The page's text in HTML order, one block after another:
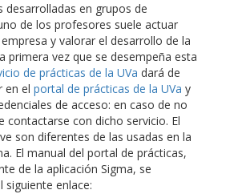
desarrolladas en grupos de
de los profesores suele actuar
y valorar el desarrollo de la
primera vez que se desempeña esta
de prácticas de la UVa dará de
en el portal de prácticas de la UVa y
de acceso: en caso de no
contactarse con dicho servicio. El
son diferentes de las usadas en la
El manual del portal de prácticas,
de la aplicación Sigma, se
siguiente enlace: